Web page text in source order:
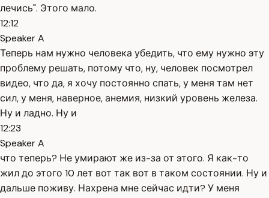
лечись". Этого мало.
12:12
Speaker A
Теперь нам нужно человека убедить, что ему нужно эту
проблему решать, потому что, ну, человек посмотрел
видео, что да, я хочу постоянно спать, у меня там нет
сил, у меня, наверное, анемия, низкий уровень железа.
Ну и ладно. Ну и
12:23
Speaker A
что теперь? Не умирают же из-за от этого. Я как-то
жил до этого 10 лет вот так вот в таком состоянии. Ну и
дальше поживу. Нахрена мне сейчас идти? У меня